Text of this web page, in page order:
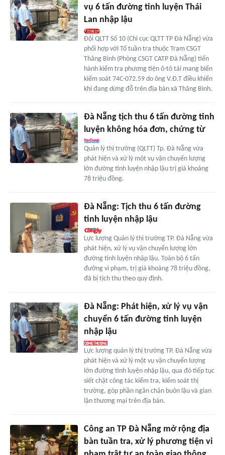
vụ 6 tấn đường tinh luyện Thái
Lan nhập lậu
Đội QLTT Số 10 (Chi cục QLTT TP Đà Nẵng) vừa
phối hợp với Tổ tuần tra thuộc Trạm CSGT
Thăng Bình (Phòng CSGT CATP Đà Nẵng) tiến
hành kiểm tra phương tiện ô-tô tải mang biển
kiểm soát 74C-072.59 do ông V.Đ.T điều khiển
khi đang dừng đỗ trên địa bàn xã Thăng Bình.
Đà Nẵng tịch thu 6 tấn đường tinh
luyện không hóa đơn, chứng từ
Quản lý thị trường (QLTT) Tp. Đà Nẵng vừa
phát hiện và xử lý một vụ vận chuyển lượng
lớn đường tinh luyện nhập lậu trị giá khoảng
78 triệu đồng.
Đà Nẵng: Tịch thu 6 tấn đường
tinh luyện nhập lậu
Lực lượng Quản lý thị trường TP. Đà Nẵng vừa
phát hiện, xử lý vụ vận chuyển lượng lớn
đường tinh luyện nhập lậu. Toàn bộ 6 tấn
đường vi phạm, trị giá khoảng 78 triệu đồng,
đã bị tịch thu theo quy định.
Đà Nẵng: Phát hiện, xử lý vụ vận
chuyển 6 tấn đường tinh luyện
nhập lậu
Lực lượng quản lý thị trường TP. Đà Nẵng vừa
phát hiện và xử lý một vụ vận chuyển lượng
lớn đường tinh luyện nhập lậu, qua đó tiếp tục
siết chặt công tác kiểm tra, kiểm soát thị
trường, góp phần ngăn chặn buôn lậu và gian
lận thương mại trên địa bàn.
Công an TP Đà Nẵng mở rộng địa
bàn tuần tra, xử lý phương tiện vi